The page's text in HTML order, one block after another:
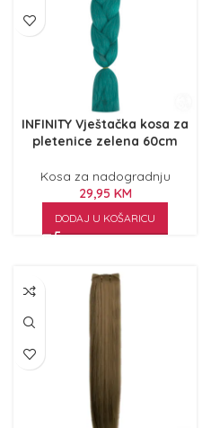
INFINITY Vještačka kosa za
pletenice zelena 60cm
Kosa za nadogradnju
29,95 KM
DODAJ U KOŠARICU